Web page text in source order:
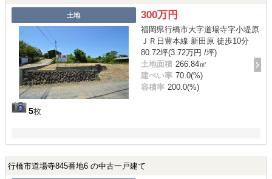
土地
5枚
300万円
福岡県行橋市大字道場寺字小堤原
ＪＲ日豊本線 新田原 徒歩10分
80.72坪(3.72万円 /坪)
土地面積 266.84㎡
建ぺい率 70.0(%)
容積率 200.0(%)
行橋市道場寺845番地6 の中古一戸建て